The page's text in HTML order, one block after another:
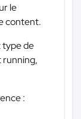
le
content.
type de
running,
: